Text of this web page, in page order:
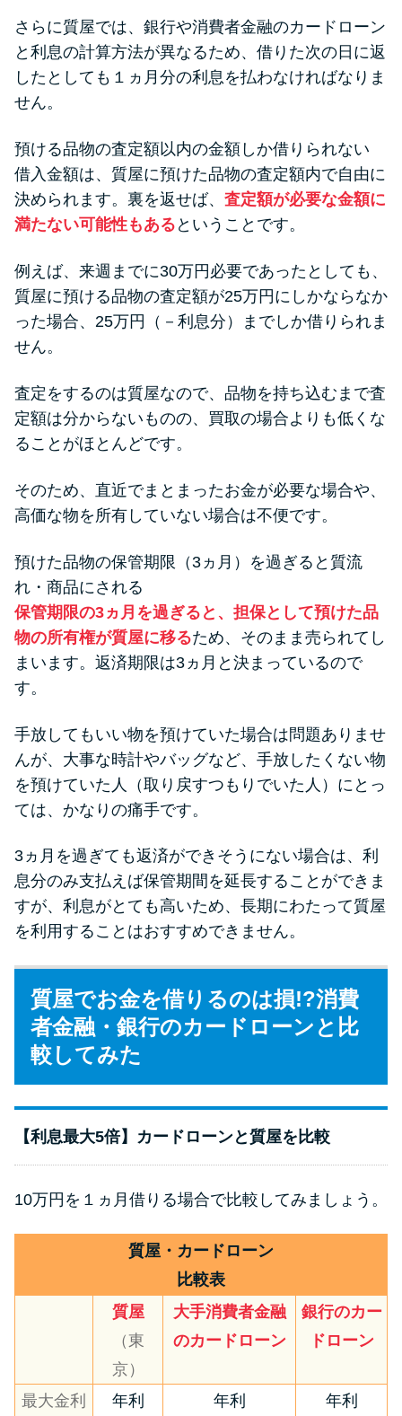
さらに質屋では、銀行や消費者金融のカードローン
と利息の計算方法が異なるため、借りた次の日に返
したとしても１ヵ月分の利息を払わなければなりま
せん。
預ける品物の査定額以内の金額しか借りられない
借入金額は、質屋に預けた品物の査定額内で自由に
決められます。裏を返せば、 査定額が必要な金額に
満たない可能性もある ということです。
例えば、来週までに30万円必要であったとしても、
質屋に預ける品物の査定額が25万円にしかならなか
った場合、25万円（－利息分）までしか借りられま
せん。
査定をするのは質屋なので、品物を持ち込むまで査
定額は分からないものの、買取の場合よりも低くな
ることがほとんどです。
そのため、直近でまとまったお金が必要な場合や、
高価な物を所有していない場合は不便です。
預けた品物の保管期限（3ヵ月）を過ぎると質流
れ・商品にされる
保管期限の3ヵ月を過ぎると、担保として預けた品
物の所有権が質屋に移るため、そのまま売られてし
まいます。返済期限は3ヵ月と決まっているので
す。
手放してもいい物を預けていた場合は問題ありませ
んが、大事な時計やバッグなど、手放したくない物
を預けていた人（取り戻すつもりでいた人）にとっ
ては、かなりの痛手です。
3ヵ月を過ぎても返済ができそうにない場合は、利
息分のみ支払えば保管期間を延長することができま
すが、利息がとても高いため、長期にわたって質屋
を利用することはおすすめできません。
質屋でお金を借りるのは損!?消費
者金融・銀行のカードローンと比
較してみた
【利息最大5倍】カードローンと質屋を比較
10万円を１ヵ月借りる場合で比較してみましょう。
質屋・カードローン
比較表
質屋
（東
京）
大手消費者金融
のカードローン
銀行のカー
ドローン
最大金利
年利
年利
年利